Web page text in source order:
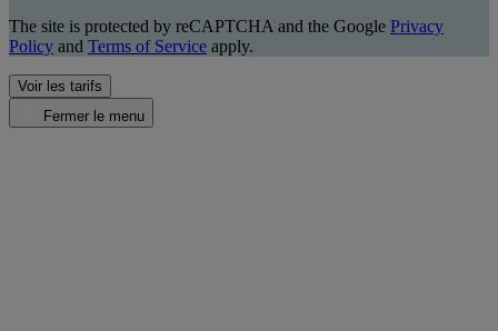
The site is protected by reCAPTCHA and the Google Privacy
Policy and Terms of Service apply.
Voir les tarifs
Fermer le menu